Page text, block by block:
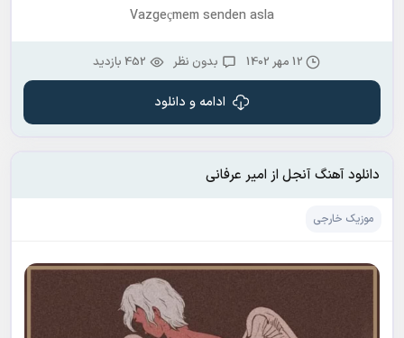
Vazgeçmem senden asla
12 مهر 1402 بدون نظر 452 بازدید
ادامه و دانلود
دانلود آهنگ آنجل از امیر عرفانی
موزیک خارجی